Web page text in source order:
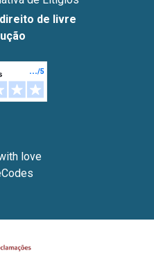
de livre